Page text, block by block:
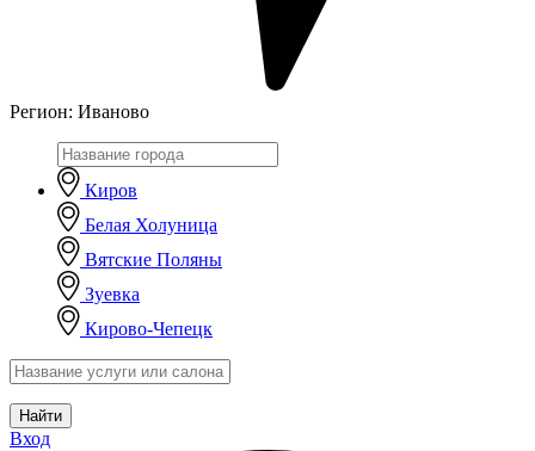
Регион: Иваново
Киров
Белая Холуница
Вятские Поляны
Зуевка
Кирово-Чепецк
Найти
Вход